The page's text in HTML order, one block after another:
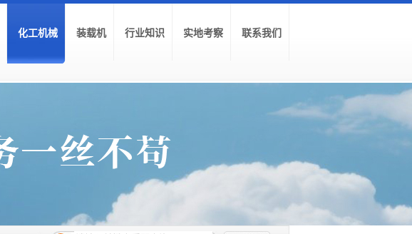
化工机械 装载机 行业知识 实地考察 联系我们